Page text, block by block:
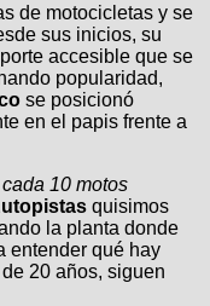
de motocicletas y se
sus inicios, su
accesible que se
popularidad,
se posicionó
en el papis frente a
cada 10 motos
quisimos
la planta donde
entender qué hay
20 años, siguen